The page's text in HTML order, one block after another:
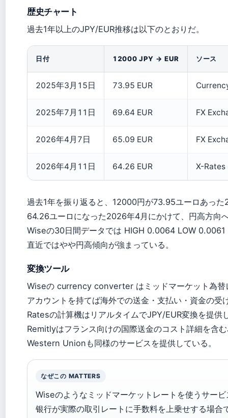
歴史チャート
過去1年以上のJPY/EUR推移は以下のとおりだ。
日付 12000 JPY → EUR ソース
2025年3月15日 73.95 EUR
2025年7月11日 69.64 EUR FX
2026年4月7日 65.09 EUR FX
2026年4月11日 64.26 EUR X-Rates
過去1年を振り返ると、12000円が73.95ユーロあっ
64.26ユーロになった2026年4月にかけて、円高方向
Wiseの30日間データでは HIGH 0.0064 LOW
直近ではやや円高傾向が強まっている。
変換ツール
Wiseの currency converter はミッドマーケット為替
アカウントを持てば海外での送金・支払い・資金の受
Ratesの計算機はリアルタイムでJPY/EUR変換を提
Remitlyはフランス向けの国際送金のコスト詳細を含
Western Unionも同様のサービスを提供している。
なぜこの MATTERS
Wiseのようなミッドマーケットレートを使うサービ
银行が実際の取引レートに手数料を上乗せする場合